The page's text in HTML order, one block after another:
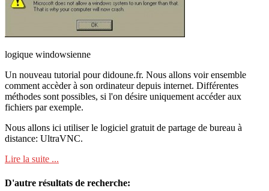
logique windowsienne
Un nouveau tutorial pour didoune.fr. Nous allons voir ensemble
comment accèder à son ordinateur depuis internet. Différentes
méthodes sont possibles, si l'on désire uniquement accéder aux
fichiers par exemple.
Nous allons ici utiliser le logiciel gratuit de partage de bureau à
distance: UltraVNC.
Lire la suite ...
D'autre résultats de recherche: